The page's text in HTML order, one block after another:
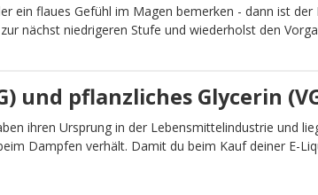
ein flaues Gefühl im Magen bemerken - dann ist der
nächst niedrigeren Stufe und wiederholst den
und pflanzliches Glycerin
ihren Ursprung in der Lebensmittelindustrie und
Dampfen verhält. Damit du beim Kauf deiner E-